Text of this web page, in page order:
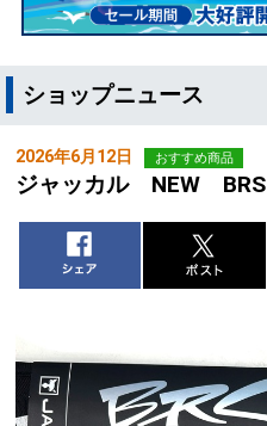
ショップニュース
2026年6月12日 おすすめ商品
ジャッカル NEW BRS